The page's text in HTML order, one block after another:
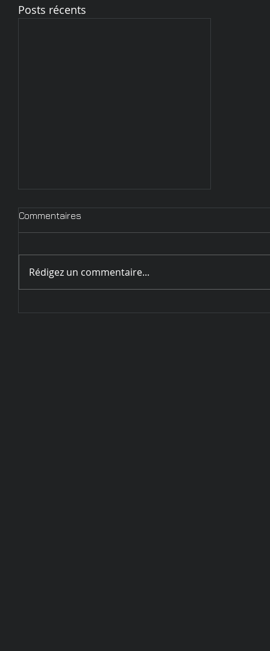
Posts récents
Commentaires
Rédigez un commentaire...